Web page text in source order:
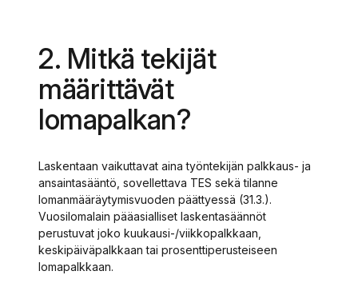
2. Mitkä tekijät
määrittävät
lomapalkan?
Laskentaan vaikuttavat aina työntekijän palkkaus- ja
ansaintasääntö, sovellettava TES sekä tilanne
lomanmääräytymisvuoden päättyessä (31.3.).
Vuosilomalain pääasialliset laskentasäännöt
perustuvat joko kuukausi-/viikkopalkkaan,
keskipäiväpalkkaan tai prosenttiperusteiseen
lomapalkkaan.